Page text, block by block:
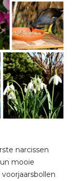
narcissen
mooie